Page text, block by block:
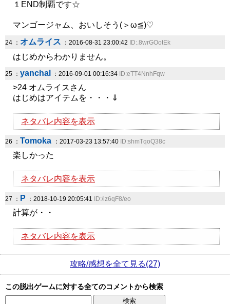
１END制覇です☆
マンゴージャム、おいしそう(＞ω≦)♡
24 ： オムライス ：2016-08-31 23:00:42 ID:.8wrGOotEk
はじめからわかりません。
25 ： yanchal ：2016-09-01 00:16:34 ID:eTT4NnhFqw
>24 オムライスさん
はじめはアイテムを・・・⇓
ネタバレ内容を表示
26 ： Tomoka ：2017-03-23 13:57:40 ID:shmTqoQ38c
楽しかった
ネタバレ内容を表示
27 ： P ：2018-10-19 20:05:41 ID:/lz6qF8/eo
計算が・・
ネタバレ内容を表示
攻略/感想を全て見る(27)
この脱出ゲームに対する全てのコメントから検索